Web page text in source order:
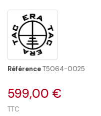
RéférenceT5064-0025
599,00 €
TTC